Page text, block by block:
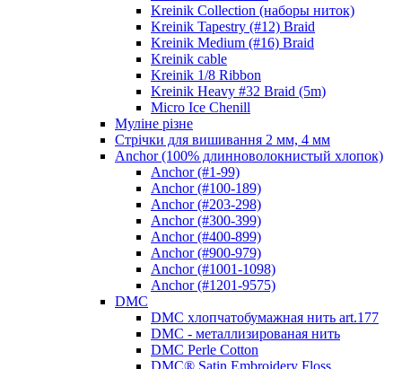
Kreinik Collection (наборы ниток)
Kreinik Tapestry (#12) Braid
Kreinik Medium (#16) Braid
Kreinik cable
Kreinik 1/8 Ribbon
Kreinik Heavy #32 Braid (5m)
Micro Ice Chenill
Муліне різне
Стрічки для вишивання 2 мм, 4 мм
Anchor (100% длинноволокнистый хлопок)
Anchor (#1-99)
Anchor (#100-189)
Anchor (#203-298)
Anchor (#300-399)
Anchor (#400-899)
Anchor (#900-979)
Anchor (#1001-1098)
Anchor (#1201-9575)
DMC
DMC хлопчатобумажная нить art.177
DMC - металлизированая нить
DMC Perle Cotton
DMC® Satin Embroidery Floss